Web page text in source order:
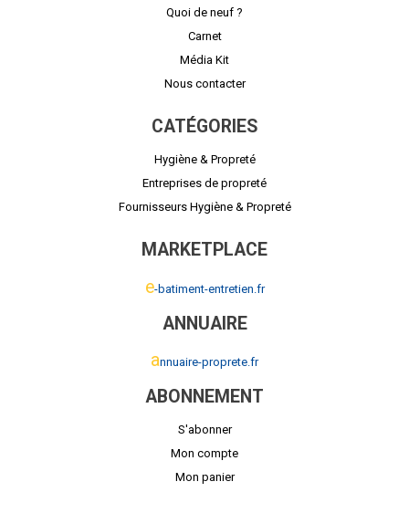
Quoi de neuf ?
Carnet
Média Kit
Nous contacter
CATÉGORIES
Hygiène & Propreté
Entreprises de propreté
Fournisseurs Hygiène & Propreté
MARKETPLACE
e-batiment-entretien.fr
ANNUAIRE
annuaire-proprete.fr
ABONNEMENT
S'abonner
Mon compte
Mon panier